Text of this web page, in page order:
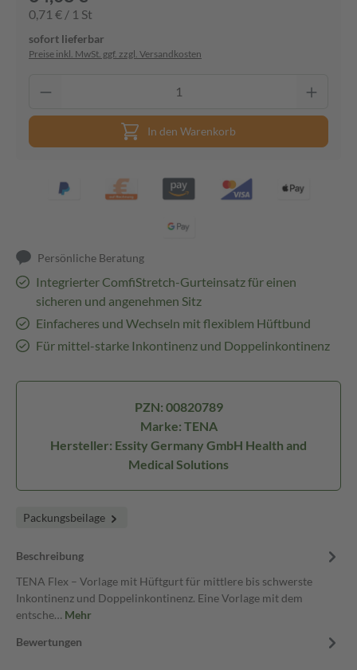
0,71 € / 1 St
sofort lieferbar
Preise inkl. MwSt. ggf. zzgl. Versandkosten
In den Warenkorb
Persönliche Beratung
Integrierter ComfiStretch-Gurteinsatz für einen
sicheren und angenehmen Sitz
Einfacheres und Wechseln mit flexiblem Hüftbund
Für mittel-starke Inkontinenz und Doppelinkontinenz
PZN: 00820789
Marke: TENA
Hersteller: Essity Germany GmbH Health and
Medical Solutions
Packungsbeilage
Beschreibung
TENA Flex – Vorlage mit Hüftgurt für mittlere bis schwerste
Inkontinenz und Doppelinkontinenz. Eine Vorlage mit dem
entsche… Mehr
Bewertungen